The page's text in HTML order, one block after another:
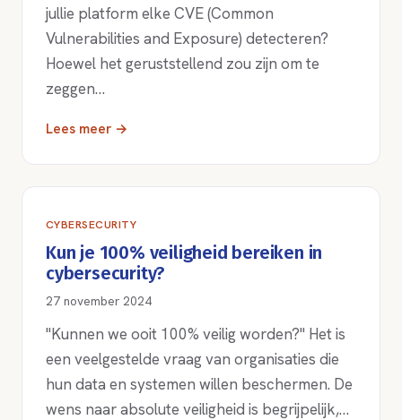
jullie platform elke CVE (Common
Vulnerabilities and Exposure) detecteren?
Hoewel het geruststellend zou zijn om te
zeggen…
Lees meer →
CYBERSECURITY
Kun je 100% veiligheid bereiken in
cybersecurity?
27 november 2024
"Kunnen we ooit 100% veilig worden?" Het is
een veelgestelde vraag van organisaties die
hun data en systemen willen beschermen. De
wens naar absolute veiligheid is begrijpelijk,…